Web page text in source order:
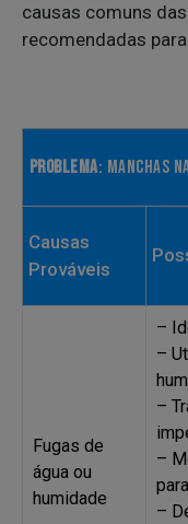
causas comuns
recomendadas
PROBLEMA: MANCHAS
Causas
Prováveis
Fugas de
água ou
humidade
–
–
–
–
–